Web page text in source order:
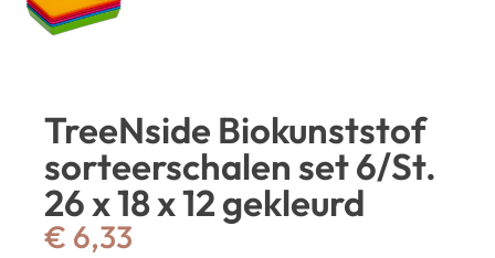
TreeNside Biokunststof
sorteerschalen set 6/St.
26 x 18 x 12 gekleurd
€ 6,33